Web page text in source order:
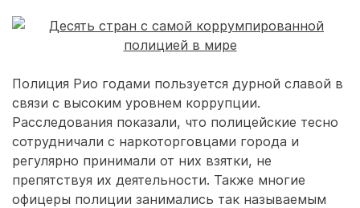
Полиция Рио годами пользуется дурной славой в
связи с высоким уровнем коррупции.
Расследования показали, что полицейские тесно
сотрудничали с наркоторговцами города и
регулярно принимали от них взятки, не
препятствуя их деятельности. Также многие
офицеры полиции занимались так называемым